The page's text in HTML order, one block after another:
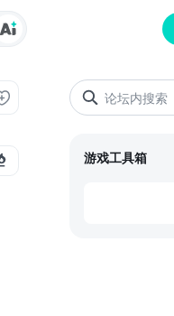
游戏工具箱